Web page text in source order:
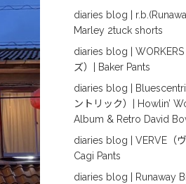
diaries blog |
Marley 2tuck shorts
diaries blog |
ズ）| Baker Pants
diaries blog |
ントリック）| Howlin’
Album & Retro David
diaries blog | VERVE（ヴ
Cagi Pants
diaries blog | Runaway